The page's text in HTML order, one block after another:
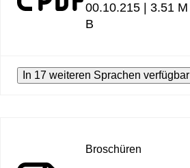
00.10.215 | 3.51 M
B
In 17 weiteren Sprachen verfügbar
Broschüren